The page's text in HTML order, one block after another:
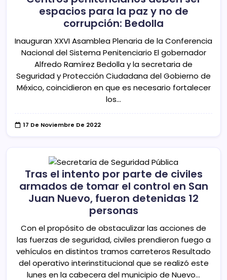
espacios para la paz y no de
corrupción: Bedolla
Inauguran XXVI Asamblea Plenaria de la Conferencia
Nacional del Sistema Penitenciario El gobernador
Alfredo Ramírez Bedolla y la secretaria de
Seguridad y Protección Ciudadana del Gobierno de
México, coincidieron en que es necesario fortalecer
los…
17 De Noviembre De 2022
Tras el intento por parte de civiles
armados de tomar el control en San
Juan Nuevo, fueron detenidas 12
personas
Con el propósito de obstaculizar las acciones de
las fuerzas de seguridad, civiles prendieron fuego a
vehículos en distintos tramos carreteros Resultado
del operativo interinstitucional que se realizó este
lunes en la cabecera del municipio de Nuevo…